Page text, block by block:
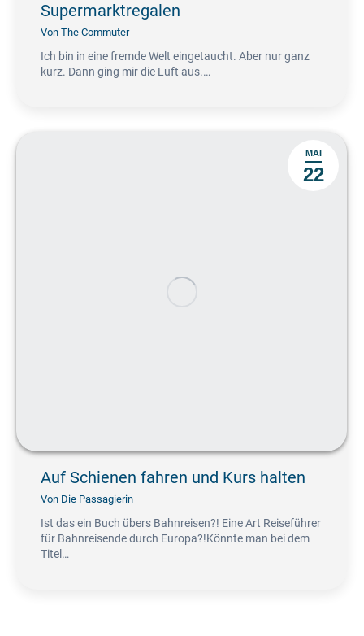
Supermarktregalen
Von The Commuter
Ich bin in eine fremde Welt eingetaucht. Aber nur ganz
kurz. Dann ging mir die Luft aus.…
MAI
22
Auf Schienen fahren und Kurs halten
Von Die Passagierin
Ist das ein Buch übers Bahnreisen?! Eine Art Reiseführer
für Bahnreisende durch Europa?!Könnte man bei dem
Titel…